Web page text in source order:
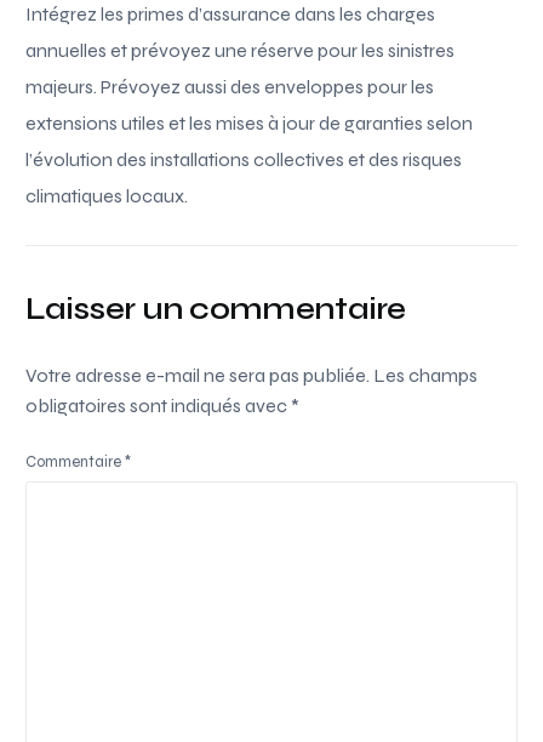
Intégrez les primes d’assurance dans les charges
annuelles et prévoyez une réserve pour les sinistres
majeurs. Prévoyez aussi des enveloppes pour les
extensions utiles et les mises à jour de garanties selon
l’évolution des installations collectives et des risques
climatiques locaux.
Laisser un commentaire
Votre adresse e-mail ne sera pas publiée. Les champs
obligatoires sont indiqués avec *
Commentaire*